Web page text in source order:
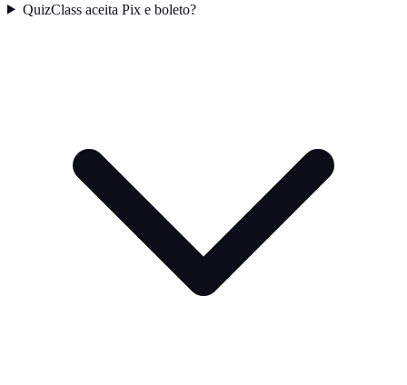
QuizClass aceita Pix e boleto?